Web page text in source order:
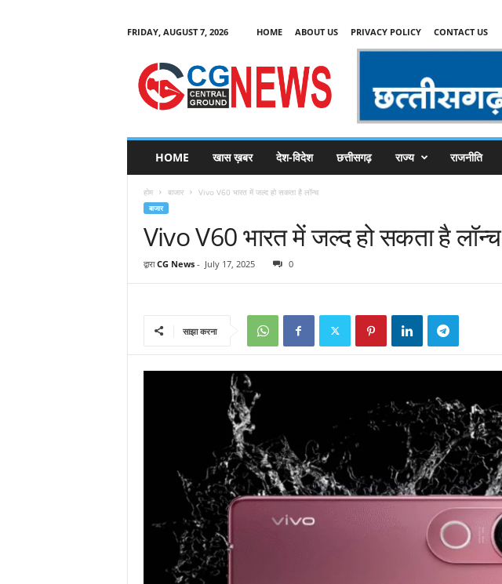
FRIDAY, AUGUST 7, 2026 HOME ABOUT US PRIVACY POLICY CONTACT US
C
HOME खास ख़बर देश-विदेश छत्तीसगढ़ राज्य राजनीति
होम बाजार Vivo V60 भारत में जल्द हो सकता है लॉन्च
बाजार
Vivo V60 भारत में जल्द हो सकता है लॉन्च
द्वारा CG News- July 17, 2025 0
साझा करना